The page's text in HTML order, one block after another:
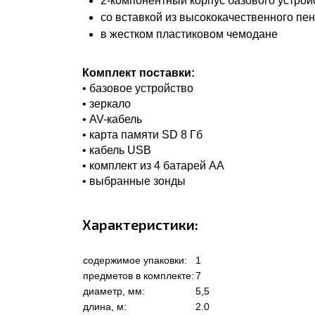
со вставкой из высококачественного
в жестком пластиковом чемодане
Комплект поставки:
• базовое устройство
• зеркало
• AV-кабель
• карта памяти SD 8 Гб
• кабель USB
• комплект из 4 батарей AA
• выбранные зонды
Характеристики:
содержимое упаковки:
1
предметов в комплекте:7
диаметр, мм:
5,5
длина, м:
2.0